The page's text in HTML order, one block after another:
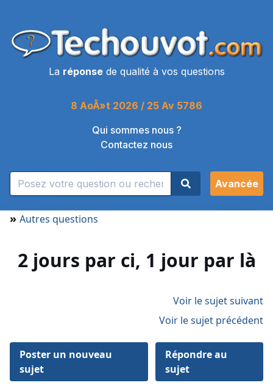
La réponsede qualité à vos questions
8 AoÃ»t 2026 / 25 Av 5786
Qui sommes nous ?
Contactez nous
Avancée
» Autres questions
2 jours par ci, 1 jour par là
Voir le sujet suivant
Voir le sujet précédent
Poster un nouveau
sujet
Répondre au
sujet